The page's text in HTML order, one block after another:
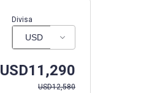
Divisa
USD11,290
USD12,580